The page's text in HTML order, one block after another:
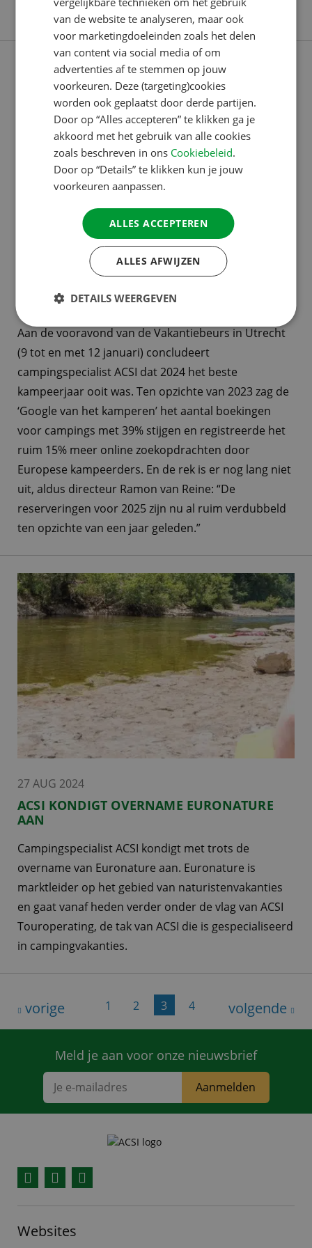
de caravanners.
2024 BESTE KAMPEERJAAR OOIT, 2025 NOG
BETER
Aan de vooravond van de Vakantiebeurs in Utrecht
(9 tot en met 12 januari) concludeert
campingspecialist ACSI dat 2024 het beste
kampeerjaar ooit was. Ten opzichte van 2023 zag de
‘Google van het kamperen’ het aantal boekingen
voor campings met 39% stijgen en registreerde het
ruim 15% meer online zoekopdrachten door
Europese kampeerders. En de rek is er nog lang niet
uit, aldus directeur Ramon van Reine: “De
reserveringen voor 2025 zijn nu al ruim verdubbeld
ten opzichte van een jaar geleden.”
27 AUG 2024
ACSI KONDIGT OVERNAME EURONATURE
AAN
Campingspecialist ACSI kondigt met trots de
overname van Euronature aan. Euronature is
marktleider op het gebied van naturistenvakanties
en gaat vanaf heden verder onder de vlag van ACSI
Touroperating, de tak van ACSI die is gespecialiseerd
in campingvakanties.
vorige 1 2 3 4 volgende
Meld je aan voor onze nieuwsbrief
Aanmelden
Websites
FRENCH
GERMAN
SPANISH
SWEDISH
van de website te analyseren, maar ook
voor marketingdoeleinden zoals het delen
van content via social media of om
advertenties af te stemmen op jouw
voorkeuren. Deze (targeting)cookies
worden ook geplaatst door derde partijen.
Door op “Alles accepteren” te klikken ga je
akkoord met het gebruik van alle cookies
zoals beschreven in ons Cookiebeleid.
Door op “Details” te klikken kun je jouw
voorkeuren aanpassen.
ALLES ACCEPTEREN
ALLES AFWIJZEN
DETAILS WEERGEVEN